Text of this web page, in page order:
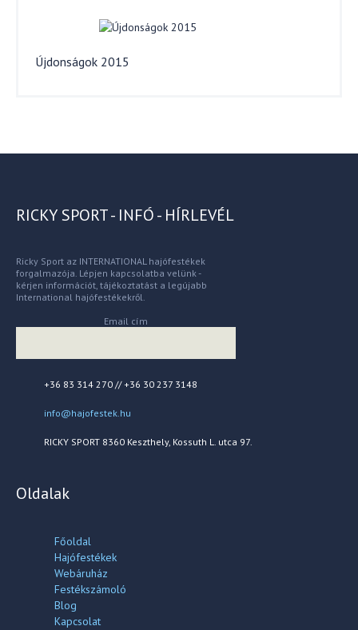
Újdonságok 2015
RICKY SPORT - INFÓ - HÍRLEVÉL
Ricky Sport az INTERNATIONAL hajófestékek
forgalmazója. Lépjen kapcsolatba velünk -
kérjen információt, tájékoztatást a legújabb
International hajófestékekről.
Email cím
+36 83 314 270 // +36 30 237 3148
info@hajofestek.hu
RICKY SPORT 8360 Keszthely, Kossuth L. utca 97.
Oldalak
Főoldal
Hajófestékek
Webáruház
Festékszámoló
Blog
Kapcsolat